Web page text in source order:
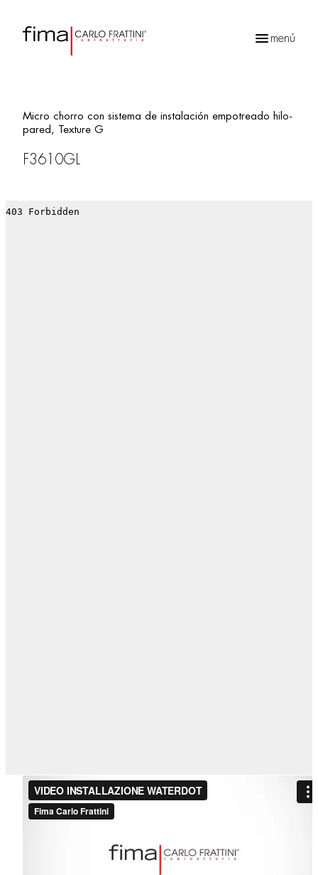
menú
Micro chorro con sistema de instalación empotreado hilo-
pared, Texture G
F3610GL